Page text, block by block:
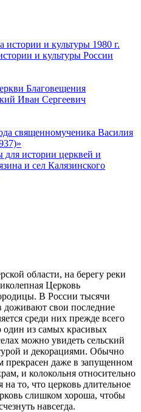
истории и культуры 1980 г.
и культуры России
Благовещения
Иван Сергеевич
священномученика Василия
истории церквей и
и сел Калязинского
области, на берегу реки
Церковь
В России тысячи
доживают свои последние
среди них прежде всего
из самых красивых
можно увидеть сельский
и декорациями. Обычно
даже в запущенном
и колокольня относительно
то, что церковь длительное
слишком хороша, чтобы
навсегда.